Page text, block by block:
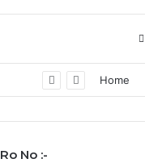
Home
Ro No :-